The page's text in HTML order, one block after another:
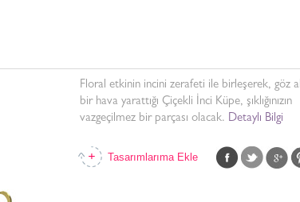
Floral etkinin incini zerafeti ile birleşerek, göz
bir hava yarattığı Çiçekli İnci Küpe, şıklığınızın
vazgeçilmez bir parçası olacak. Detaylı Bilgi
Tasarımlarıma Ekle